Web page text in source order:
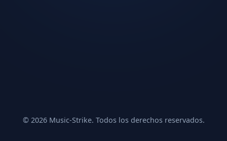
© 2026 Music-Strike. Todos los derechos reservados.